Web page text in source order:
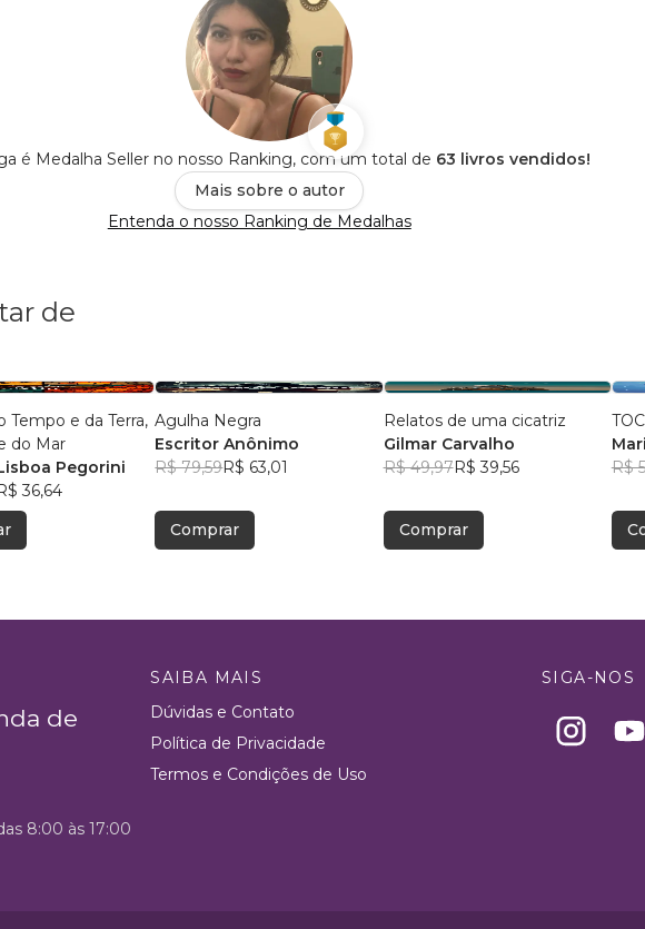
é Medalha Seller no nosso Ranking, com um total de 63 livros vendidos!
Mais sobre o autor
Entenda o nosso Ranking de Medalhas
de
do Fogo e do Mar
Pegorini
36,64
Agulha Negra
Escritor Anônimo
R$ 79,59R$ 63,01
Comprar
Relatos de uma cicatriz
Gilmar Carvalho
R$ 49,97R$ 39,56
Comprar
R$
de
SAIBA MAIS
Dúvidas e Contato
Política de Privacidade
Termos e Condições de Uso
SIGA-NOS
8:00 às 17:00